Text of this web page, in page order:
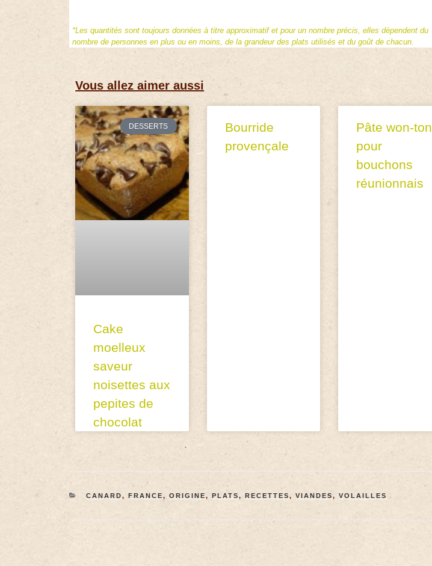
*Les quantités sont toujours données à titre approximatif et pour un nombre précis, elles dépendent du
nombre de personnes en plus ou en moins, de la grandeur des plats utilisés et du goût de chacun.
Vous allez aimer aussi
DESSERTS
Cake
moelleux
saveur
noisettes aux
pepites de
chocolat
Bourride
provençale
Pâte won-ton
pour
bouchons
réunionnais
CANARD, FRANCE, ORIGINE, PLATS, RECETTES, VIANDES, VOLAILLES